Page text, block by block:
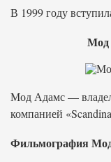
В 1999 году
Мод
Мод Адамс —
компанией
Фильмография